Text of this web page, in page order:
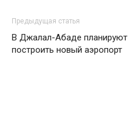
Предыдущая статья
В Джалал-Абаде планируют
построить новый аэропорт